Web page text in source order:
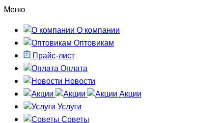
Меню
О компании
Оптовикам
Прайс-лист
Оплата
Новости
Акции
Услуги
Советы